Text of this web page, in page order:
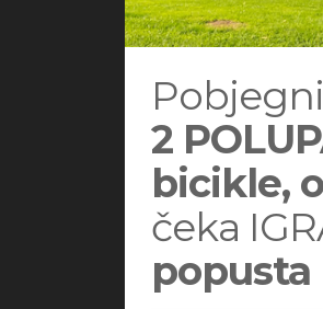
2
bicikle,
čeka
popusta